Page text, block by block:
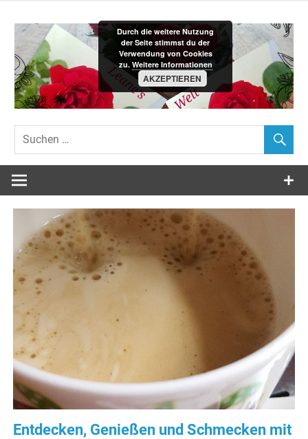
Inhalt
springen
Leane´s-
Welt
Entdecken, Genießen und Schmecken mit
Durch die weitere Nutzung
der Seite stimmst du der
Verwendung von Cookies
zu. Weitere Informationen
AKZEPTIEREN